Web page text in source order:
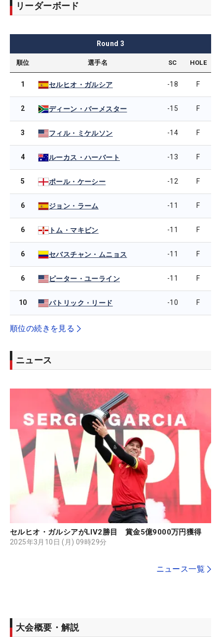
リーダーボード
Round 3
順位 選手名 SC HOLE
1 セルヒオ・ガルシア -18 F
2 ディーン・バーメスター -15 F
3 フィル・ミケルソン -14 F
4 ルーカス・ハーバート -13 F
5 ポール・ケーシー -12 F
6 ジョン・ラーム -11 F
6 トム・マキビン -11 F
6 セバスチャン・ムニョス -11 F
6 ピーター・ユーライン -11 F
10 パトリック・リード -10 F
順位の続きを見る
ニュース
セルヒオ・ガルシアがLIV2勝目 賞金5億9000万円獲得
2025年3月10日 (月) 09時29分
ニュース一覧
大会概要・解説